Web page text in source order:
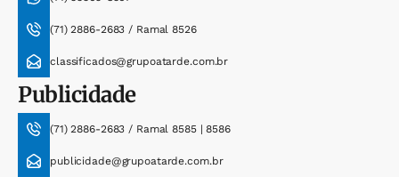
(71) 2886-2683 / Ramal 8526
classificados@grupoatarde.com.br
Publicidade
(71) 2886-2683 / Ramal 8585 | 8586
publicidade@grupoatarde.com.br